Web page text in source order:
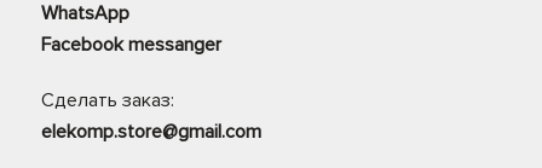
WhatsApp
Facebook messanger
Сделать заказ:
elekomp.store@gmail.com